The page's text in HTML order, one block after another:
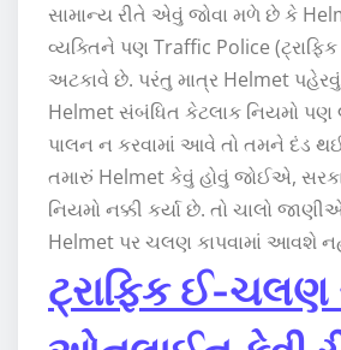
સામાન્ય રીતે એવું જોવા મળે છે કે
વ્યક્તિને પણ Traffic Police
અટકાવે છે. પરંતુ માત્ર Helmet
Helmet સંબંધિત કેટલાક નિયમો
પાલન ન કરવામાં આવે તો તમને દંડ
તમારું Helmet કેવું હોવું જોઈએ,
નિયમો નક્કી કર્યા છે. તો ચાલો
Helmet પર ચલણ કાપવામાં આવશે
ટ્રાફિક ઈ-